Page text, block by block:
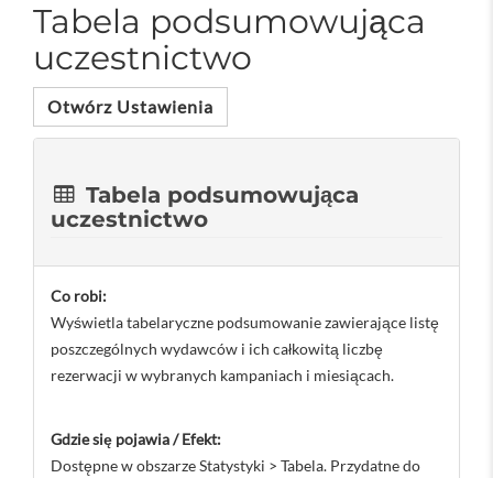
Tabela podsumowująca
uczestnictwo
Otwórz Ustawienia
Tabela podsumowująca
uczestnictwo
Co robi:
Wyświetla tabelaryczne podsumowanie zawierające listę
poszczególnych wydawców i ich całkowitą liczbę
rezerwacji w wybranych kampaniach i miesiącach.
Gdzie się pojawia / Efekt:
Dostępne w obszarze Statystyki > Tabela. Przydatne do